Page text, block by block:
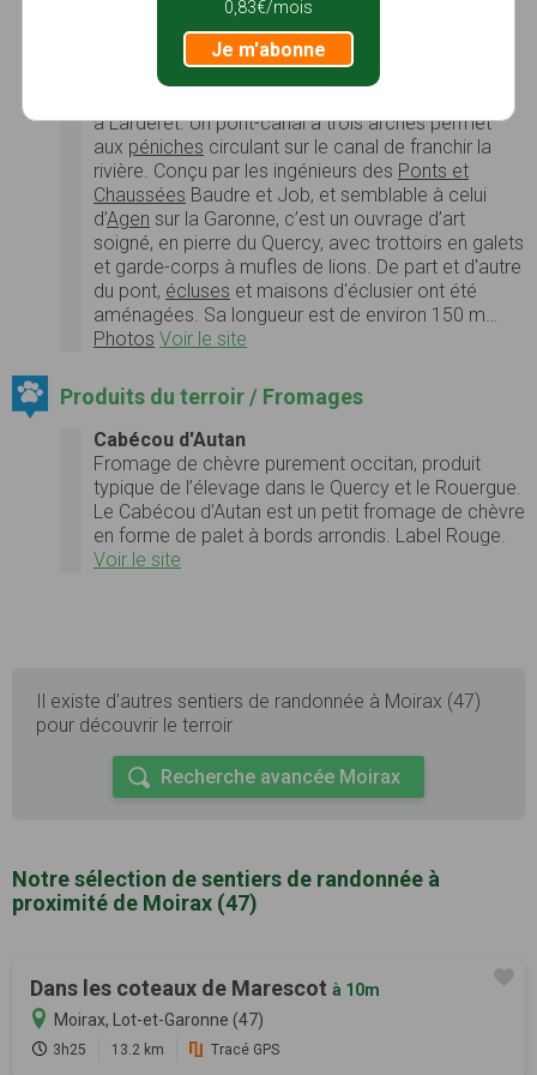
ponten arc entièrement maçonné en
, ses dimensions n'autorisent qu'une
navigation à sens unique. Le canal latéral à la
à Lardéret. Un pont-canal à trois arches permet
aux péniches circulant sur le canal de franchir la
rivière. Conçu par les ingénieurs des Ponts et
Chaussées Baudre et Job, et semblable à celui
d’Agen sur la Garonne, c’est un ouvrage d’art
soigné, en pierre du Quercy, avec trottoirs en galets
et garde-corps à mufles de lions. De part et d'autre
du pont, écluses et maisons d'éclusier ont été
aménagées. Sa longueur est de environ 150 m…
Photos Voir le site
Produits du terroir / Fromages
Cabécou d'Autan
Fromage de chèvre purement occitan, produit
typique de l’élevage dans le Quercy et le Rouergue.
Le Cabécou d’Autan est un petit fromage de chèvre
en forme de palet à bords arrondis. Label Rouge.
Voir le site
Il existe d'autres sentiers de randonnée à Moirax (47)
pour découvrir le terroir
Recherche avancée Moirax
Notre sélection de sentiers de randonnée à
proximité de Moirax (47)
Dans les coteaux de Marescot à 10m
Moirax, Lot-et-Garonne (47)
3h25 13.2 km Tracé GPS
0,83€/mois
Je m'abonne